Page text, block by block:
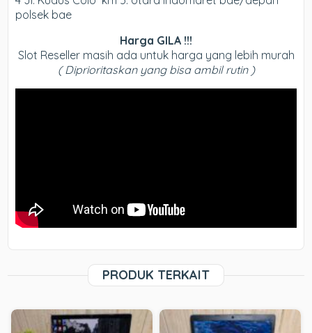
polsek bae
Harga GILA !!!
Slot Reseller masih ada untuk harga yang lebih murah
( Diprioritaskan yang bisa ambil rutin )
PRODUK TERKAIT